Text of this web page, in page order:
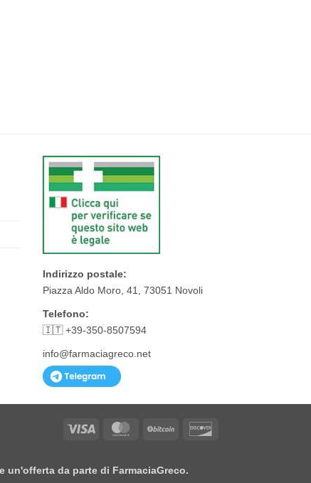
Indirizzo postale:
Piazza Aldo Moro, 41, 73051 Novoli
Telefono:
🇮🇹 +39-350-8507594
info@farmaciagreco.net
Visa MasterCardBitCoin
da parte di FarmaciaGreco.